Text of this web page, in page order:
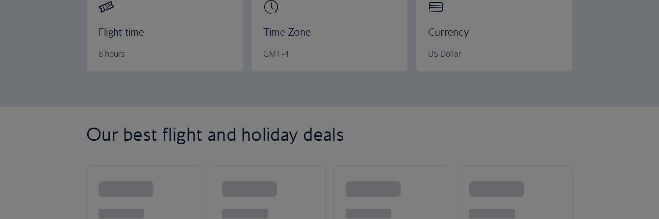
Flight time
8 hours
Time Zone
GMT -4
Currency
US Dollar
Our best flight and holiday deals